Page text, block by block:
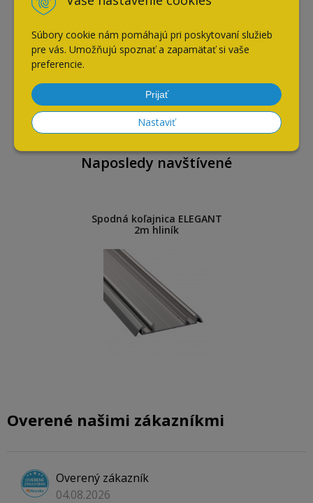
Súbory cookie nám pomáhajú pri poskytovaní služieb
pre vás. Umožňujú spoznať a zapamätať si vaše
preferencie.
Prijať
Nastaviť
Madlo NOVO S matný hliník
s DPH / ks
Naposledy navštívené
Spodná koľajnica ELEGANT
2m hliník
Overené našimi zákazníkmi
Overený zákazník
04.08.2026